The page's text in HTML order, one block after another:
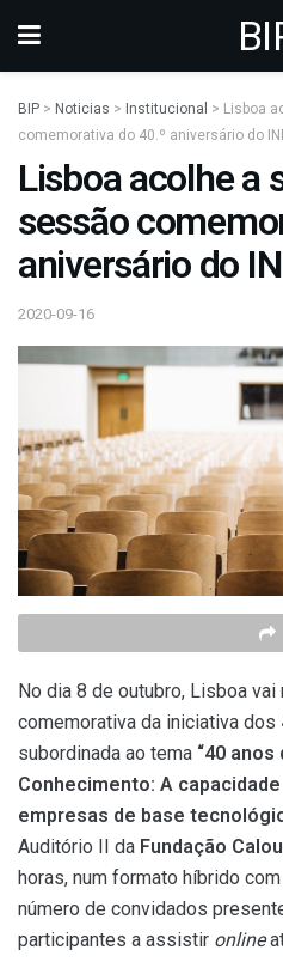
BIP > Noticias > Institucional > Lisboa
comemorativa do 40.º aniversário do
Lisboa acolhe a
sessão
aniversário do
2020-09-16
No dia 8 de outubro, Lisboa
comemorativa da iniciativa dos
subordinada ao tema “40 anos
Conhecimento: A
empresas de base
Auditório II da Fundação
horas, num formato híbrido
número de convidados
participantes a assistir online